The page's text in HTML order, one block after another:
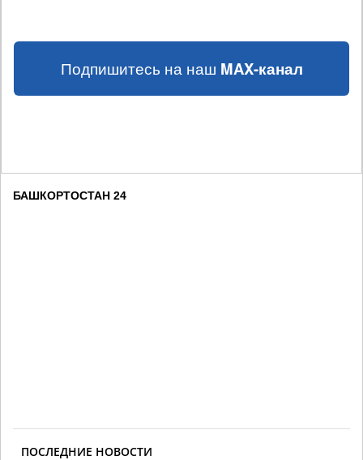
Подпишитесь на наш MAX-канал
БАШКОРТОСТАН 24
ПОСЛЕДНИЕ НОВОСТИ